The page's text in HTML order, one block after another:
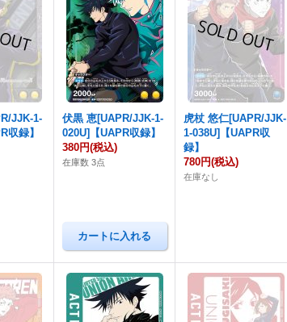
JJK-1-
収録】
伏黒 恵[UAPR/JJK-1-
020U]【UAPR収録】
380円(税込)
在庫数 3点
虎杖 悠仁[UAPR/JJK-
1-038U]【UAPR収
録】
780円(税込)
在庫なし